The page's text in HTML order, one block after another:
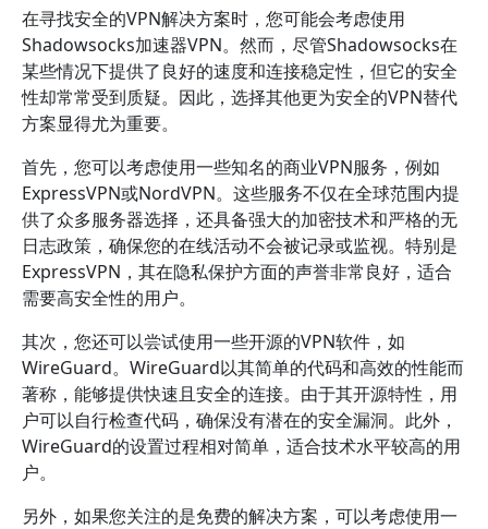
在寻找安全的VPN解决方案时，您可能会考虑使用
Shadowsocks加速器VPN。然而，尽管Shadowsocks在
某些情况下提供了良好的速度和连接稳定性，但它的安全
性却常常受到质疑。因此，选择其他更为安全的VPN替代
方案显得尤为重要。
首先，您可以考虑使用一些知名的商业VPN服务，例如
ExpressVPN或NordVPN。这些服务不仅在全球范围内提
供了众多服务器选择，还具备强大的加密技术和严格的无
日志政策，确保您的在线活动不会被记录或监视。特别是
ExpressVPN，其在隐私保护方面的声誉非常良好，适合
需要高安全性的用户。
其次，您还可以尝试使用一些开源的VPN软件，如
WireGuard。WireGuard以其简单的代码和高效的性能而
著称，能够提供快速且安全的连接。由于其开源特性，用
户可以自行检查代码，确保没有潜在的安全漏洞。此外，
WireGuard的设置过程相对简单，适合技术水平较高的用
户。
另外，如果您关注的是免费的解决方案，可以考虑使用一